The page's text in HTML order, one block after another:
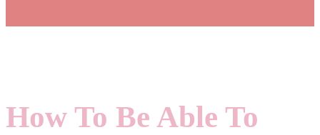
How To Be Able To